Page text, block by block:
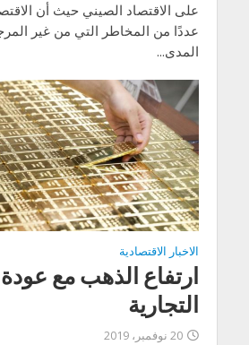
على الاقتصاد الصيني حيث أن
عددًا من المخاطر التي من غير
المدى...
الاخبار الاقتصادية
ارتفاع الذهب مع
التجارية
20 نوفمبر، 2019